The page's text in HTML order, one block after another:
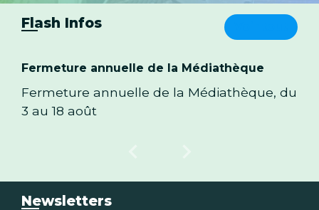
Flash Infos
Fermeture annuelle de la Médiathèque
Fermeture annuelle de la Médiathèque, du
3 au 18 août
Newsletters